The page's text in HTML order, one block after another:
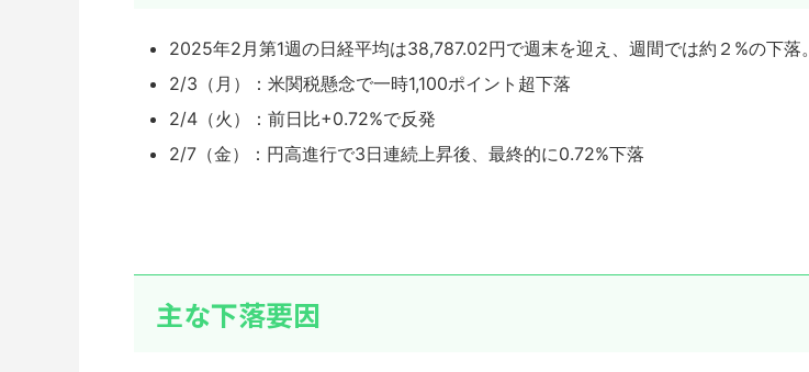
2025年2月第1週の日経平均は38,787.02円で週末を迎え、週間では約２%の下落。
2/3（月）：米関税懸念で一時1,100ポイント超下落
2/4（火）：前日比+0.72%で反発
2/7（金）：円高進行で3日連続上昇後、最終的に0.72%下落
主な下落要因